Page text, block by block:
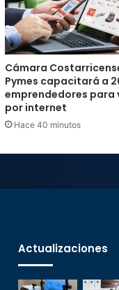
Cámara
Pymes capacitará a
emprendedores para
por internet
Hace 40 minutos
Actualizaciones